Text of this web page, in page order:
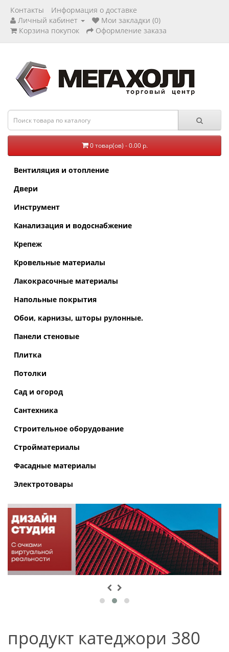
Контакты
Информация о доставке
Личный кабинет
Мои закладки (0)
Корзина покупок
Оформление заказа
0 товар(ов) - 0.00 р.
Вентиляция и отопление
Двери
Инструмент
Канализация и водоснабжение
Крепеж
Кровельные материалы
Лакокрасочные материалы
Напольные покрытия
Обои, карнизы, шторы рулонные.
Панели стеновые
Плитка
Потолки
Сад и огород
Сантехника
Строительное оборудование
Стройматериалы
Фасадные материалы
Электротовары
продукт катеджори 380